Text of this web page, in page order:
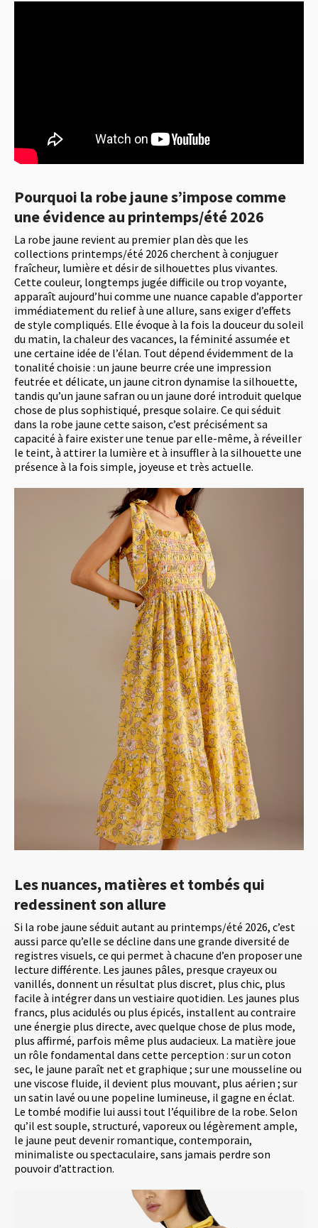
Pourquoi la robe jaune s’impose comme
une évidence au printemps/été 2026
La robe jaune revient au premier plan dès que les
collections printemps/été 2026 cherchent à conjuguer
fraîcheur, lumière et désir de silhouettes plus vivantes.
Cette couleur, longtemps jugée difficile ou trop voyante,
apparaît aujourd’hui comme une nuance capable d’apporter
immédiatement du relief à une allure, sans exiger d’effets
de style compliqués. Elle évoque à la fois la douceur du soleil
du matin, la chaleur des vacances, la féminité assumée et
une certaine idée de l’élan. Tout dépend évidemment de la
tonalité choisie : un jaune beurre crée une impression
feutrée et délicate, un jaune citron dynamise la silhouette,
tandis qu’un jaune safran ou un jaune doré introduit quelque
chose de plus sophistiqué, presque solaire. Ce qui séduit
dans la robe jaune cette saison, c’est précisément sa
capacité à faire exister une tenue par elle-même, à réveiller
le teint, à attirer la lumière et à insuffler à la silhouette une
présence à la fois simple, joyeuse et très actuelle.
Les nuances, matières et tombés qui
redessinent son allure
Si la robe jaune séduit autant au printemps/été 2026, c’est
aussi parce qu’elle se décline dans une grande diversité de
registres visuels, ce qui permet à chacune d’en proposer une
lecture différente. Les jaunes pâles, presque crayeux ou
vanillés, donnent un résultat plus discret, plus chic, plus
facile à intégrer dans un vestiaire quotidien. Les jaunes plus
francs, plus acidulés ou plus épicés, installent au contraire
une énergie plus directe, avec quelque chose de plus mode,
plus affirmé, parfois même plus audacieux. La matière joue
un rôle fondamental dans cette perception : sur un coton
sec, le jaune paraît net et graphique ; sur une mousseline ou
une viscose fluide, il devient plus mouvant, plus aérien ; sur
un satin lavé ou une popeline lumineuse, il gagne en éclat.
Le tombé modifie lui aussi tout l’équilibre de la robe. Selon
qu’il est souple, structuré, vaporeux ou légèrement ample,
le jaune peut devenir romantique, contemporain,
minimaliste ou spectaculaire, sans jamais perdre son
pouvoir d’attraction.